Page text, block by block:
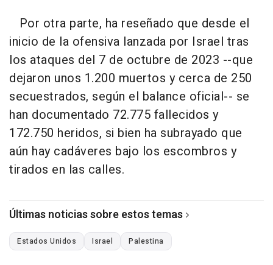
Por otra parte, ha reseñado que desde el
inicio de la ofensiva lanzada por Israel tras
los ataques del 7 de octubre de 2023 --que
dejaron unos 1.200 muertos y cerca de 250
secuestrados, según el balance oficial-- se
han documentado 72.775 fallecidos y
172.750 heridos, si bien ha subrayado que
aún hay cadáveres bajo los escombros y
tirados en las calles.
Últimas noticias sobre estos temas
Estados Unidos Israel Palestina